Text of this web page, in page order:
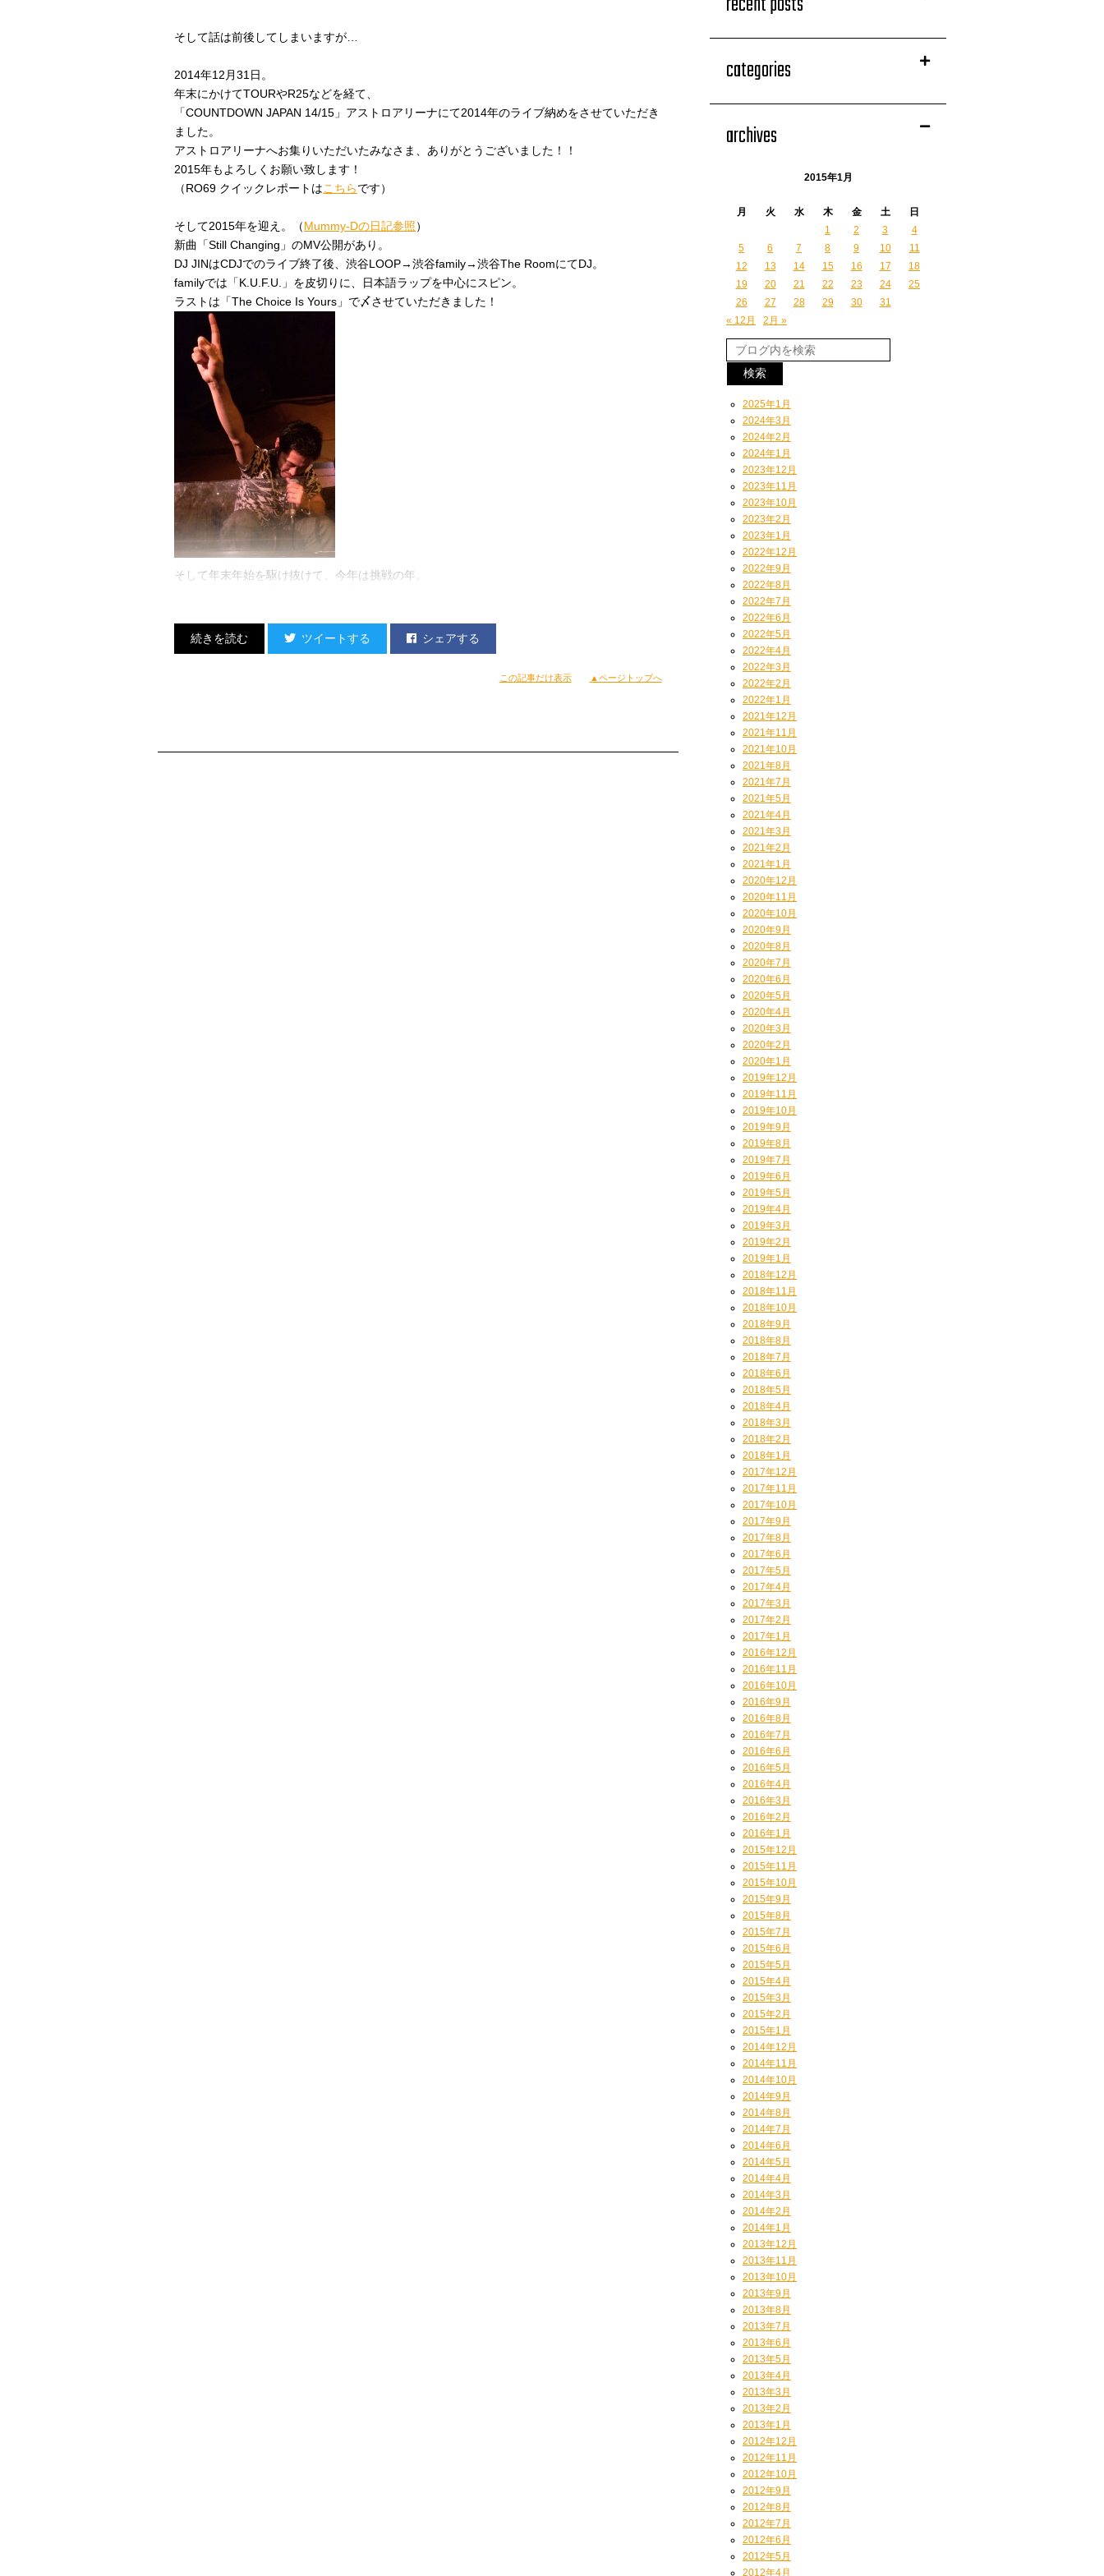
そして話は前後してしまいますが…
2014年12月31日。
年末にかけてTOURやR25などを経て、
「COUNTDOWN JAPAN 14/15」アストロアリーナにて2014年のライブ納めをさせていただき
ました。
アストロアリーナへお集りいただいたみなさま、ありがとうございました！！
2015年もよろしくお願い致します！
（RO69 クイックレポートはこちらです）
そして2015年を迎え。（Mummy-Dの日記参照）
新曲「Still Changing」のMV公開があり。
DJ JINはCDJでのライブ終了後、渋谷LOOP→渋谷family→渋谷The RoomにてDJ。
familyでは「K.U.F.U.」を皮切りに、日本語ラップを中心にスピン。
ラストは「The Choice Is Yours」で〆させていただきました！
そして年末年始を駆け抜けて、今年は挑戦の年。
ツイートする シェアする
この記事だけ表示 ▲ページトップへ
categories
archives
2015年1月
月 火 水 木 金 土
日
1
2 3
4
5
6 7 8 9 10
11
12
13 14 15 16 17
18
19
20 21 22 23 24
25
26
27 28 29 30
31
« 12月
2月 »
2025年1月
2024年3月
2024年2月
2024年1月
2023年12月
2023年11月
2023年10月
2023年2月
2023年1月
2022年12月
2022年9月
2022年8月
2022年7月
2022年6月
2022年5月
2022年4月
2022年3月
2022年2月
2022年1月
2021年12月
2021年11月
2021年10月
2021年8月
2021年7月
2021年5月
2021年4月
2021年3月
2021年2月
2021年1月
2020年12月
2020年11月
2020年10月
2020年9月
2020年8月
2020年7月
2020年6月
2020年5月
2020年4月
2020年3月
2020年2月
2020年1月
2019年12月
2019年11月
2019年10月
2019年9月
2019年8月
2019年7月
2019年6月
2019年5月
2019年4月
2019年3月
2019年2月
2019年1月
2018年12月
2018年11月
2018年10月
2018年9月
2018年8月
2018年7月
2018年6月
2018年5月
2018年4月
2018年3月
2018年2月
2018年1月
2017年12月
2017年11月
2017年10月
2017年9月
2017年8月
2017年6月
2017年5月
2017年4月
2017年3月
2017年2月
2017年1月
2016年12月
2016年11月
2016年10月
2016年9月
2016年8月
2016年7月
2016年6月
2016年5月
2016年4月
2016年3月
2016年2月
2016年1月
2015年12月
2015年11月
2015年10月
2015年9月
2015年8月
2015年7月
2015年6月
2015年5月
2015年4月
2015年3月
2015年2月
2015年1月
2014年12月
2014年11月
2014年10月
2014年9月
2014年8月
2014年7月
2014年6月
2014年5月
2014年4月
2014年3月
2014年2月
2014年1月
2013年12月
2013年11月
2013年10月
2013年9月
2013年8月
2013年7月
2013年6月
2013年5月
2013年4月
2013年3月
2013年2月
2013年1月
2012年12月
2012年11月
2012年10月
2012年9月
2012年8月
2012年7月
2012年6月
2012年5月
2012年4月